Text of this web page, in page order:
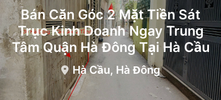
Bán Căn Góc 2 Mặt Tiền Sát
Trục Kinh Doanh Ngay Trung
Tâm Quận Hà Đông Tại Hà Cầu
Hà Cầu, Hà Đông